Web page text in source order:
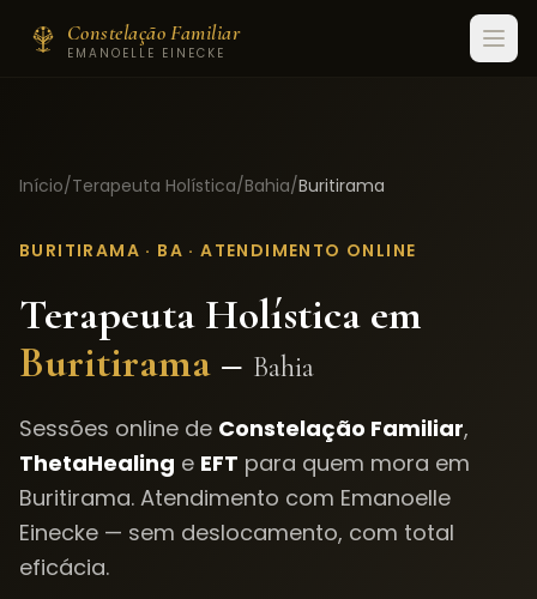
Constelação Familiar
EMANOELLE EINECKE
Início/Terapeuta Holística/Bahia/Buritirama
BURITIRAMA · BA · ATENDIMENTO ONLINE
Terapeuta Holística em
Buritirama – Bahia
Sessões online de Constelação Familiar,
ThetaHealing e EFT para quem mora em
Buritirama. Atendimento com Emanoelle
Einecke — sem deslocamento, com total
eficácia.